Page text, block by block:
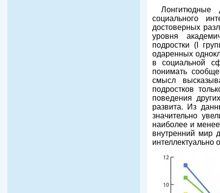
Лонгитюдные
социального
достоверных
уровня
подростки (I
одаренных
в социальной
понимать
смысл
подростков
поведения
развита. Из
значительно
наиболее и
внутренний мир
интеллектуально